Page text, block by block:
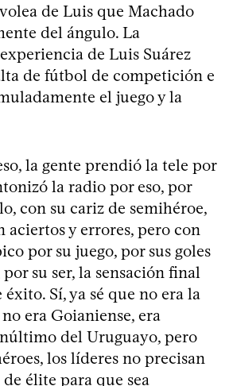
de Luis que Machado
del ángulo. La
de Luis Suárez
de fútbol de competición e
el juego y la
la gente prendió la tele por
la radio por eso, por
con su cariz de semihéroe,
aciertos y errores, pero con
por su juego, por sus goles
su ser, la sensación final
éxito. Sí, ya sé que no era la
era Goianiense, era
del Uruguayo, pero
los líderes no precisan
élite para que sea